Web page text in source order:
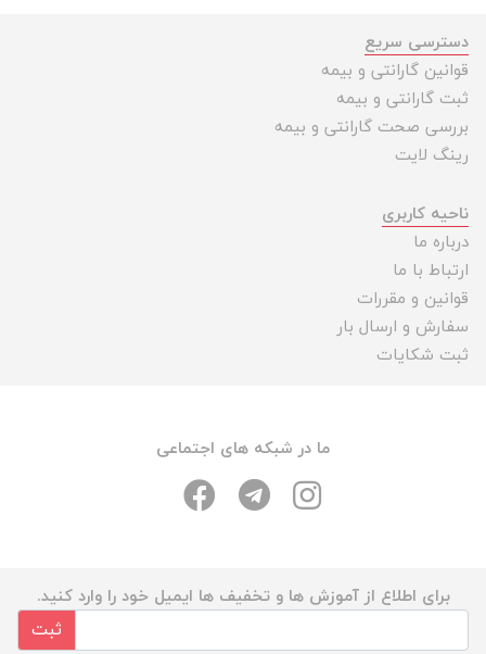
دسترسی سریع
قوانین گارانتی و بیمه
ثبت گارانتی و بیمه
بررسی صحت گارانتی و بیمه
رینگ لایت
ناحیه کاربری
درباره ما
ارتباط با ما
قوانین و مقررات
سفارش و ارسال بار
ثبت شکایات
ما در شبکه های اجتماعی
برای اطلاع از آموزش ها و تخفیف ها ایمیل خود را وارد کنید.
ثبت